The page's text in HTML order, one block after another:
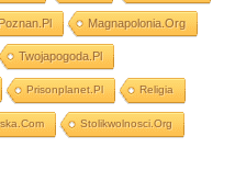
Magnapolonia.org
Twojapogoda.pl
Prisonplanet.pl Religia
Stolikwolnosci.org